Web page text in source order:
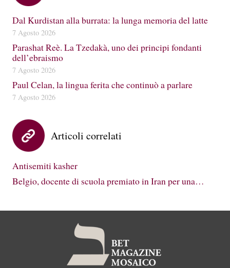
Dal Kurdistan alla burrata: la lunga memoria del latte
7 Agosto 2026
Parashat Reè. La Tzedakà, uno dei principi fondanti
dell’ebraismo
7 Agosto 2026
Paul Celan, la lingua ferita che continuò a parlare
7 Agosto 2026
Articoli correlati
Antisemiti kasher
Belgio, docente di scuola premiato in Iran per una…